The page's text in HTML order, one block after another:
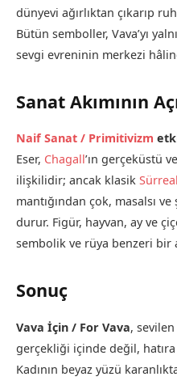
dünyevi ağırlıktan çıkarıp
Bütün semboller, Vava’yı
sevgi evreninin merkezi
Sanat Akımının
Naif Sanat / Primitivizm
Eser, Chagall’ın gerçeküstü
ilişkilidir; ancak klasik
mantığından çok, masalsı
durur. Figür, hayvan, ay ve
sembolik ve rüya benzeri bir
Sonuç
Vava İçin / For Vava,
gerçekliği içinde değil,
Kadının beyaz yüzü